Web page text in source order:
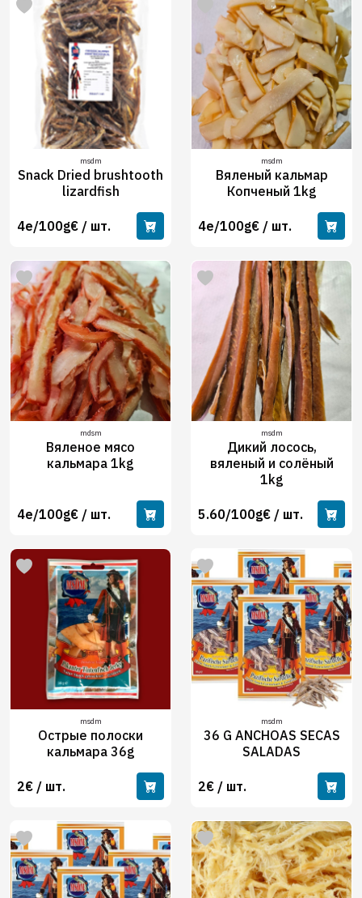
msdm
Snack Dried brushtooth
lizardfish
4e/100g€ / шт.
msdm
Вяленый кальмар
Копченый 1kg
4e/100g€ / шт.
mdsm
Вяленое мясо
кальмара 1kg
4e/100g€ / шт.
msdm
Дикий лосось,
вяленый и солёный
1kg
5.60/100g€ / шт.
msdm
Острые полоски
кальмара 36g
2€ / шт.
msdm
36 G ANCHOAS SECAS
SALADAS
2€ / шт.